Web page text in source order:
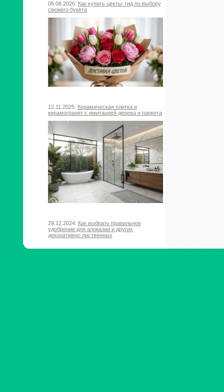
06.08.2026: Как купить цветы: гид по выбору
свежего букета
12.11.2025: Керамическая плитка и
керамогранит с имитацией дерева и паркета
29.12.2024: Как выбрать правильное
удобрение для алоказии и других
декоративно-лиственных